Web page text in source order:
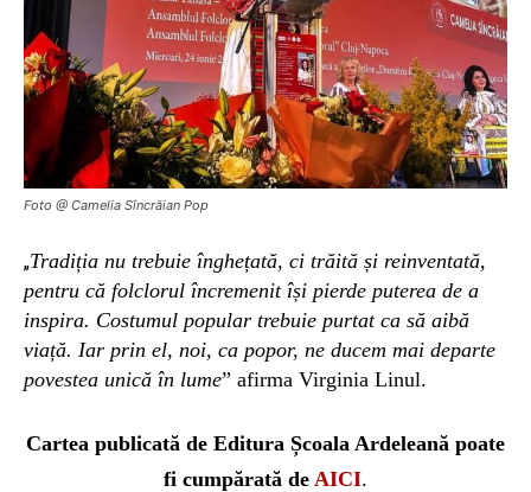
Foto @ Camelia Sîncrăian Pop
„Tradiția nu trebuie înghețată, ci trăită și reinventată,
pentru că folclorul încremenit își pierde puterea de a
inspira. Costumul popular trebuie purtat ca să aibă
viață. Iar prin el, noi, ca popor, ne ducem mai departe
povestea unică în lume” afirma Virginia Linul.
Cartea publicată de Editura Școala Ardeleană poate
fi cumpărată de AICI.